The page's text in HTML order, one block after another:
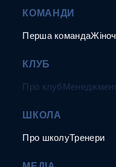
КОМАНДИ
Перша команда
КЛУБ
Про клуб
ШКОЛА
Про школуТренери